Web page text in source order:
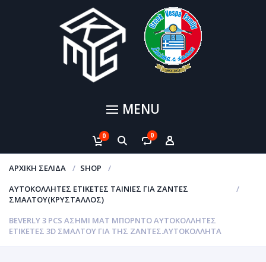
MENU
0 0
ΑΡΧΙΚΉ ΣΕΛΊΔΑ
SHOP
ΑΥΤΟΚΌΛΛΗΤΕΣ ΕΤΙΚΈΤΕΣ ΤΑΙΝΊΕΣ ΓΙΑ ΖΆΝΤΕΣ
ΣΜΆΛΤΟΥ(ΚΡΎΣΤΑΛΛΟΣ)
BEVERLY 3 PCS ΑΣΗΜΊ ΜΑΤ ΜΠΟΡΝΤΌ ΑΥΤΟΚΌΛΛΗΤΕΣ
ΕΤΙΚΈΤΕΣ 3D ΣΜΆΛΤΟΥ ΓΙΑ ΤΗΣ ΖΆΝΤΕΣ.ΑΥΤΟΚΌΛΛΗΤΑ